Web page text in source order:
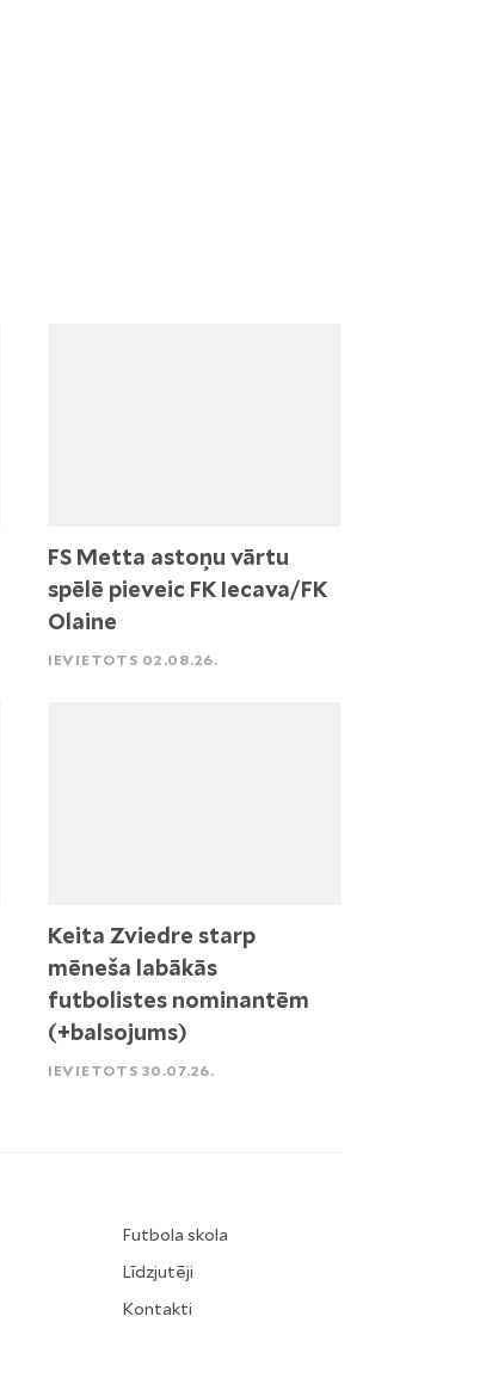
FS Metta astoņu vārtu
spēlē pieveic FK Iecava/FK
Olaine
IEVIETOTS 02.08.26.
Keita Zviedre starp
mēneša labākās
futbolistes nominantēm
(+balsojums)
IEVIETOTS 30.07.26.
Futbola skola
Līdzjutēji
Kontakti